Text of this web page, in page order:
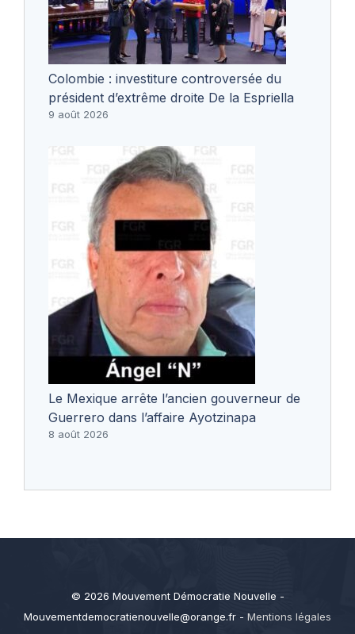
Colombie : investiture controversée du
président d’extrême droite De la Espriella
9 août 2026
Le Mexique arrête l’ancien gouverneur de
Guerrero dans l’affaire Ayotzinapa
8 août 2026
© 2026 Mouvement Démocratie Nouvelle -
Mouvementdemocratienouvelle@orange.fr - Mentions légales